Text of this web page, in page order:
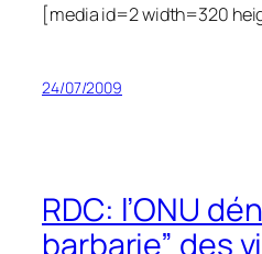
[media id=2 width=320
24/07/2009
RDC: l’ONU
barbarie” des